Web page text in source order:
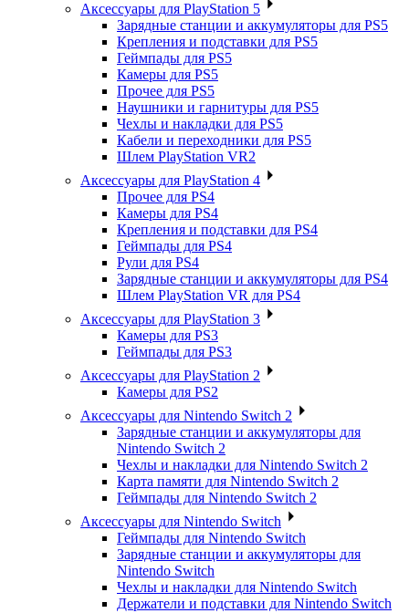
Аксессуары для PlayStation 5
Зарядные станции и аккумуляторы для PS5
Крепления и подставки для PS5
Геймпады для PS5
Камеры для PS5
Прочее для PS5
Наушники и гарнитуры для PS5
Чехлы и накладки для PS5
Кабели и переходники для PS5
Шлем PlayStation VR2
Аксессуары для PlayStation 4
Прочее для PS4
Камеры для PS4
Крепления и подставки для PS4
Геймпады для PS4
Рули для PS4
Зарядные станции и аккумуляторы для PS4
Шлем PlayStation VR для PS4
Аксессуары для PlayStation 3
Камеры для PS3
Геймпады для PS3
Аксессуары для PlayStation 2
Камеры для PS2
Аксессуары для Nintendo Switch 2
Зарядные станции и аккумуляторы для
Nintendo Switch 2
Чехлы и накладки для Nintendo Switch 2
Карта памяти для Nintendo Switch 2
Геймпады для Nintendo Switch 2
Аксессуары для Nintendo Switch
Геймпады для Nintendo Switch
Зарядные станции и аккумуляторы для
Nintendo Switch
Чехлы и накладки для Nintendo Switch
Держатели и подставки для Nintendo Switch